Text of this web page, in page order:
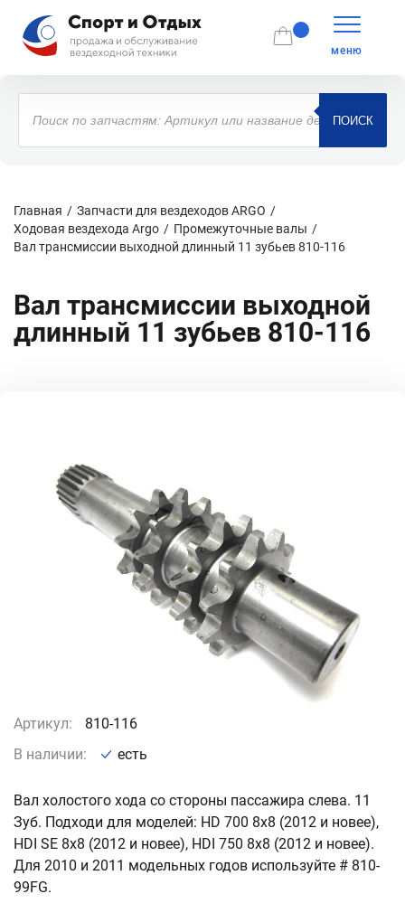
меню
Поиск
товаров
ПОИСК
Главная
Запчасти для вездеходов ARGO
Ходовая вездехода Argo
Промежуточные валы
Вал трансмиссии выходной длинный 11 зубьев 810-116
Вал трансмиссии выходной
длинный 11 зубьев 810-116
Артикул:
810-116
В наличии:
есть
Вал холостого хода со стороны пассажира слева. 11
Зуб. Подходи для моделей: HD 700 8x8 (2012 и новее),
HDI SE 8x8 (2012 и новее), HDI 750 8x8 (2012 и новее).
Для 2010 и 2011 модельных годов используйте # 810-
99FG.